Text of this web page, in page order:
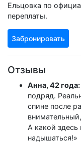
Ельцовка по
переплаты.
Забронировать
Отзывы
Анна, 42 года:
подряд.
спине после
А какой
надышаться!»